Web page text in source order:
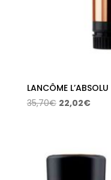
LANCÔME
35,70€ El
35,70€.
22,02€El